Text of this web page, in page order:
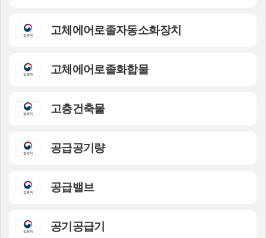
고체에어로졸자동소화장치
고체에어로졸화합물
고층건축물
공급공기량
공급밸브
공기공급기